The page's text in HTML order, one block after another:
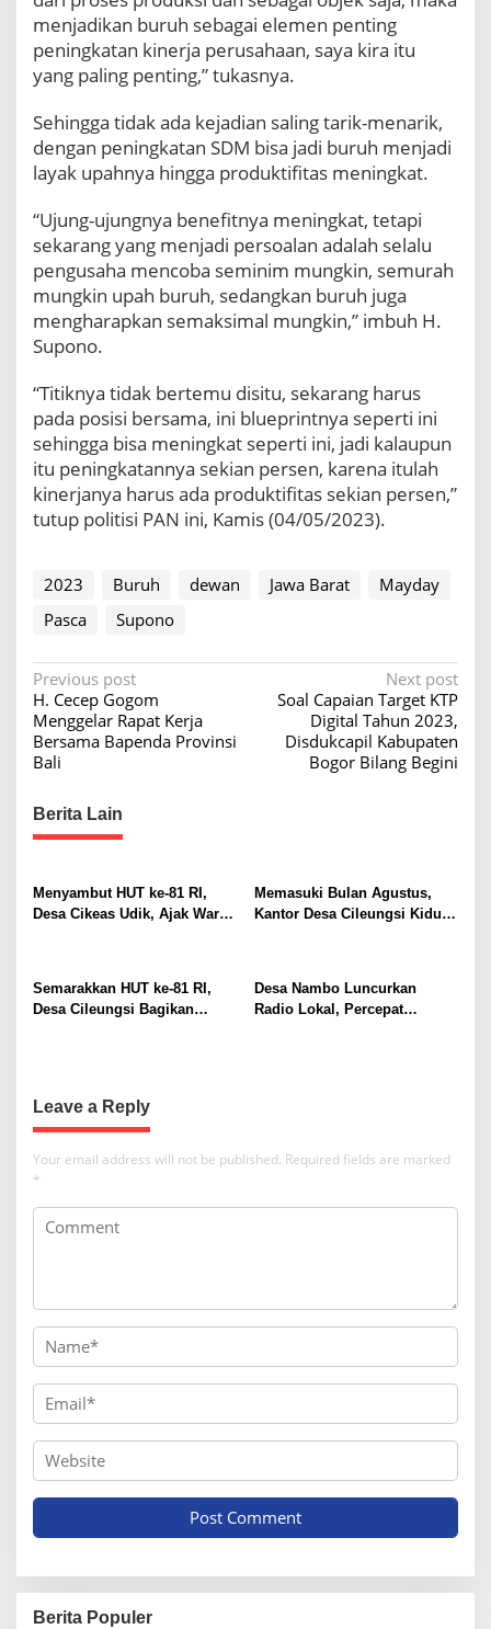
B
u
r
u
s
-
J
w
a
B
a
r
a
n
u
k
T
e
r
u
T
i
k
t
e
n
y
menjadikan buruh sebagai elemen penting
peningkatan kinerja perusahaan, saya kira itu
yang paling penting,” tukasnya.
Sehingga tidak ada kejadian saling tarik-menarik,
dengan peningkatan SDM bisa jadi buruh menjadi
layak upahnya hingga produktifitas meningkat.
“Ujung-ujungnya benefitnya meningkat, tetapi
sekarang yang menjadi persoalan adalah selalu
pengusaha mencoba seminim mungkin, semurah
mungkin upah buruh, sedangkan buruh juga
mengharapkan semaksimal mungkin,” imbuh H.
Supono.
“Titiknya tidak bertemu disitu, sekarang harus
pada posisi bersama, ini blueprintnya seperti ini
sehingga bisa meningkat seperti ini, jadi kalaupun
itu peningkatannya sekian persen, karena itulah
kinerjanya harus ada produktifitas sekian persen,”
tutup politisi PAN ini, Kamis (04/05/2023).
2023 Buruh dewan Jawa Barat
Mayday
Pasca
Supono
P
o
s
t
n
a
i
g
t
i
Previous post
H. Cecep Gogom
Menggelar Rapat Kerja
Bersama Bapenda Provinsi
Bali
Next post
Soal Capaian Target KTP
Digital Tahun 2023,
Disdukcapil Kabupaten
Bogor Bilang Begini
Berita Lain
Menyambut HUT ke-81 RI,
Desa Cikeas Udik, Ajak Warga
Memasuki Bulan Agustus,
Kantor Desa Cileungsi Kidul
Semarakkan HUT ke-81 RI,
Desa Cileungsi Bagikan
Desa Nambo Luncurkan
Radio Lokal, Percepat
Leave a Reply
Your email address will not be published. Required fields are marked
*
Berita Populer